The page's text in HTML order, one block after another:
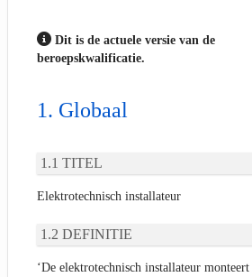
Dit is de actuele versie van de
beroepskwalificatie.
Globaal
TITEL
Elektrotechnisch installateur
DEFINITIE
‘De elektrotechnisch installateur